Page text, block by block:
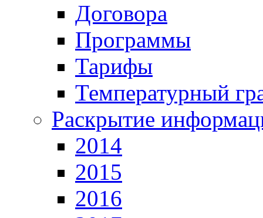
Договора
Программы
Тарифы
Температурный
Раскрытие
2014
2015
2016